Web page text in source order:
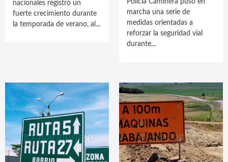
nacionales registró un
fuerte crecimiento durante
la temporada de verano, al...
Policía Caminera puso en
marcha una serie de
medidas orientadas a
reforzar la seguridad vial
durante...